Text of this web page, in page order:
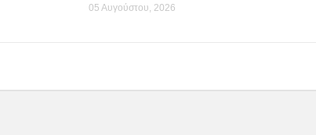
05 Αυγούστου, 2026